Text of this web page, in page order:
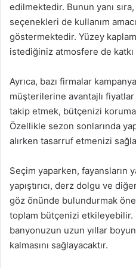
edilmektedir. Bunun yanı
seçenekleri de kullanım
göstermektedir. Yüzey
istediğiniz atmosfere de katkı
Ayrıca, bazı firmalar
müşterilerine avantajlı fiyatlar
takip etmek, bütçenizi
Özellikle sezon sonlarında
alırken tasarruf etmenizi
Seçim yaparken, fayansların
yapıştırıcı, derz dolgu ve
göz önünde bulundurmak
toplam bütçenizi
banyonuzun uzun yıllar
kalmasını sağlayacaktır.